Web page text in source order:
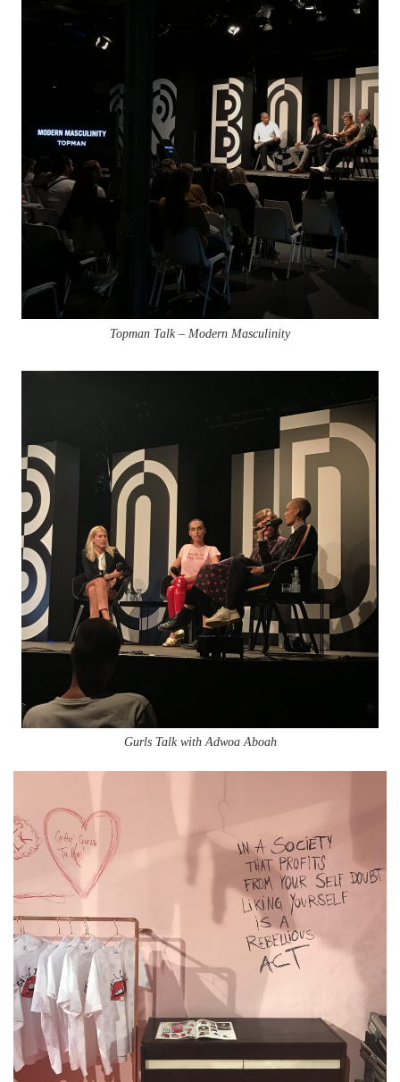
Topman Talk – Modern Masculinity
Gurls Talk with Adwoa Aboah